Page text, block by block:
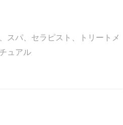
、 スパ、 セラピスト 、
トリートメ
ュアル